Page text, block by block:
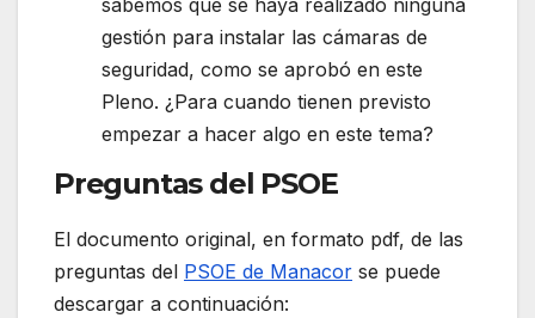
gestión para instalar las cámaras de
seguridad, como se aprobó en este
Pleno. ¿Para cuando tienen previsto
empezar a hacer algo en este tema?
Preguntas del PSOE
El documento original, en formato pdf, de las
preguntas del PSOE de Manacor se puede
descargar a continuación: